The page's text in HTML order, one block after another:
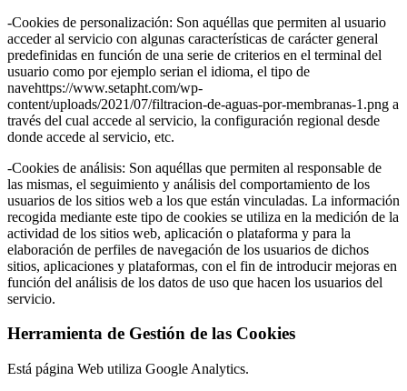
-Cookies de personalización: Son aquéllas que permiten al usuario
acceder al servicio con algunas características de carácter general
predefinidas en función de una serie de criterios en el terminal del
usuario como por ejemplo serian el idioma, el tipo de
navehttps://www.setapht.com/wp-
content/uploads/2021/07/filtracion-de-aguas-por-membranas-1.png a
través del cual accede al servicio, la configuración regional desde
donde accede al servicio, etc.
-Cookies de análisis: Son aquéllas que permiten al responsable de
las mismas, el seguimiento y análisis del comportamiento de los
usuarios de los sitios web a los que están vinculadas. La información
recogida mediante este tipo de cookies se utiliza en la medición de la
actividad de los sitios web, aplicación o plataforma y para la
elaboración de perfiles de navegación de los usuarios de dichos
sitios, aplicaciones y plataformas, con el fin de introducir mejoras en
función del análisis de los datos de uso que hacen los usuarios del
servicio.
Herramienta de Gestión de las Cookies
Está página Web utiliza Google Analytics.